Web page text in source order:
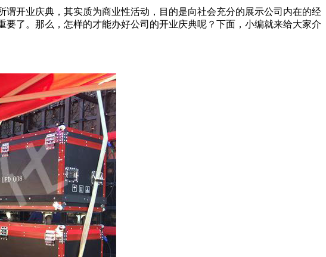
开业庆典，其实质为商业性活动，目的是向社会充分的展示公司内在的经
了。那么，怎样的才能办好公司的开业庆典呢？下面，小编就来给大家介